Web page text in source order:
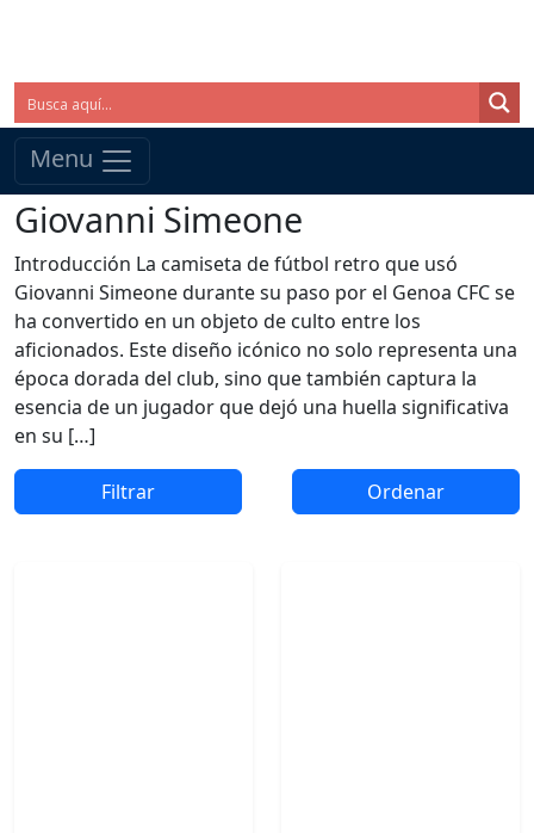
Menu
Giovanni Simeone
Introducción La camiseta de fútbol retro que usó
Giovanni Simeone durante su paso por el Genoa CFC se
ha convertido en un objeto de culto entre los
aficionados. Este diseño icónico no solo representa una
época dorada del club, sino que también captura la
esencia de un jugador que dejó una huella significativa
en su […]
Filtrar Ordenar